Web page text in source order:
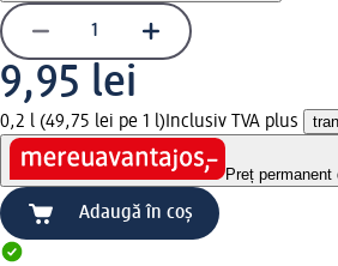
9,95 lei
0,2 l (49,75 lei pe 1 l) Inclusiv TVA plus
Preț permanent
Adaugă în coș